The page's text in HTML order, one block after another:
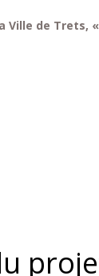
Ville de Trets,